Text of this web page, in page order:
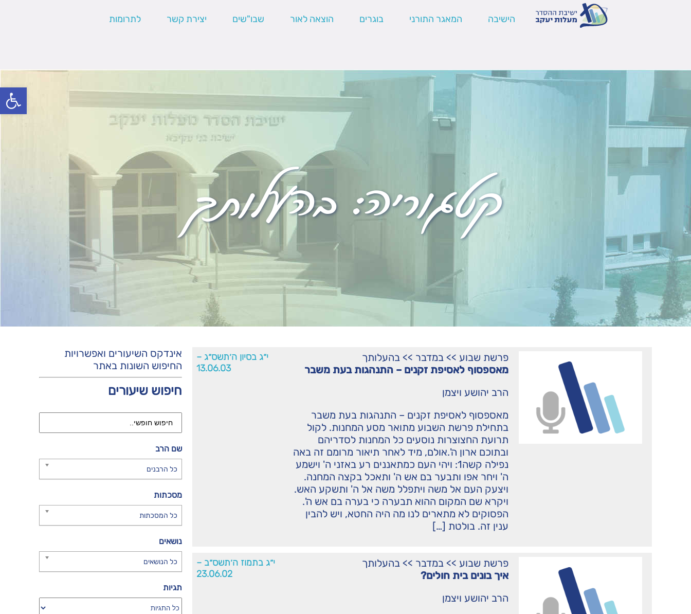
פתח
הישיבה המאגר התורני בוגרים הוצאה לאור שבו"שים יצירת קשר לתרומות
קטגוריה:בהעלותך
פרשת שבוע >>במדבר >>בהעלותך
מאספסוף לאסיפת זקנים – התנהגות בעת משבר
הרב יהושע ויצמן
מאספסוף לאסיפת זקנים – התנהגות בעת משבר
בתחילת פרשת השבוע מתואר מסע המחנות. לקול
תרועת החצוצרות נוסעים כל המחנות לסדריהם
ובתוכם ארון ה'.אולם, מיד לאחר תיאור מרומם זה באה
נפילה קשה1: ויהי העם כמתאננים רע באזני ה' וישמע
ה' ויחר אפו ותבער בם אש ה' ותאכל בקצה המחנה.
ויצעק העם אל משה ויתפלל משה אל ה' ותשקע האש.
ויקרא שם המקום ההוא תבערה כי בערה בם אש ה'.
הפסוקים לא מתארים לנו מה היה החטא, ויש להבין
ענין זה. בולטת […]
י״ג בסיון ה׳תשס״ג –
13.06.03
פרשת שבוע >>במדבר >>בהעלותך
איך בונים בית חולים?
הרב יהושע ויצמן
י״ג בתמוז ה׳תשס״ב –
23.06.02
אינדקס השיעורים ואפשרויות
החיפוש השונות באתר
חיפוש שיעורים
שם הרב
כל הרבנים
מסכתות
כל המסכתות
נושאים
כל הנושאים
תגיות